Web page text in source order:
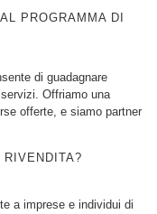
PROGRAMMA DI
di guadagnare
Offriamo una
offerte, e siamo partner
a imprese e individui di